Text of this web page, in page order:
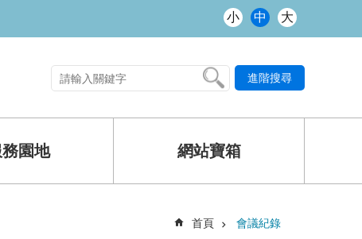
小 中 大
進階搜尋
園地 網站寶箱
首頁 會議紀錄